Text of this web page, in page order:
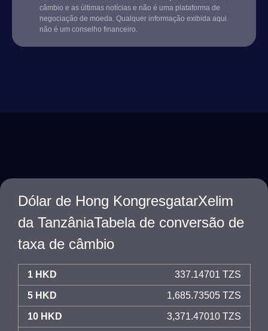
câmbio e as últimas notícias e não é uma plataforma de
negociação de moeda. Qualquer informação exibida aqui
não é um conselho financeiro.
Dólar de Hong KongresgatarXelim
da TanzâniaTabela de conversão de
taxa de câmbio
1 HKD 337.14701 TZS
5 HKD 1,685.73505 TZS
10 HKD 3,371.47010 TZS